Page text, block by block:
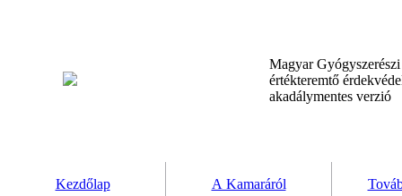
Magyar
értékteremtő
akadálymentes verzió
Kezdőlap A Kamaráról